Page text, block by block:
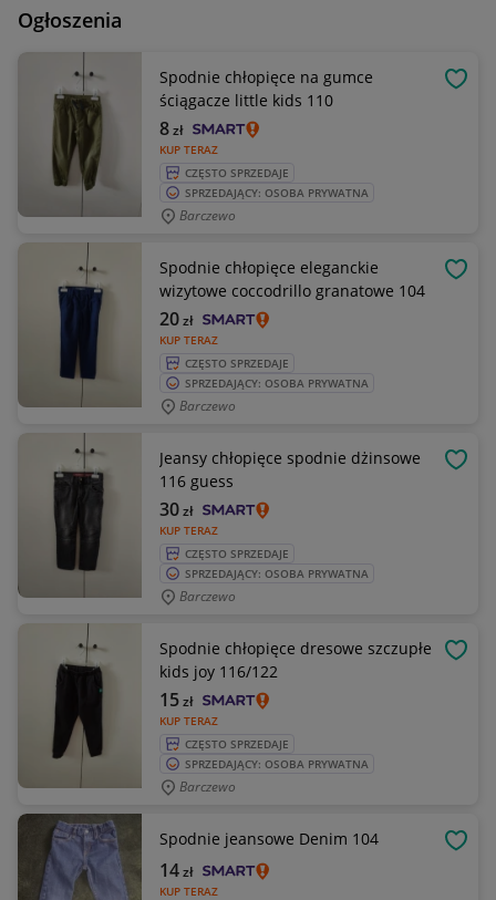
Ogłoszenia
Spodnie chłopięce na gumce
ściągacze little kids 110
KUP TERAZ
8zł
CZĘSTO SPRZEDAJE
SPRZEDAJĄCY: OSOBA PRYWATNA
Barczewo
Spodnie chłopięce eleganckie
wizytowe coccodrillo granatowe 104
KUP TERAZ
20zł
CZĘSTO SPRZEDAJE
SPRZEDAJĄCY: OSOBA PRYWATNA
Barczewo
Jeansy chłopięce spodnie dżinsowe
116 guess
KUP TERAZ
30zł
CZĘSTO SPRZEDAJE
SPRZEDAJĄCY: OSOBA PRYWATNA
Barczewo
Spodnie chłopięce dresowe szczupłe
kids joy 116/122
KUP TERAZ
15zł
CZĘSTO SPRZEDAJE
SPRZEDAJĄCY: OSOBA PRYWATNA
Barczewo
Spodnie jeansowe Denim 104
KUP TERAZ
14zł